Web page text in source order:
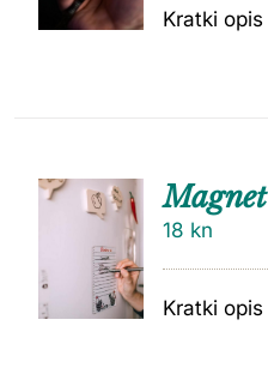
Kratki opis
DODAJ
Magnet
18 kn
Kratki opis